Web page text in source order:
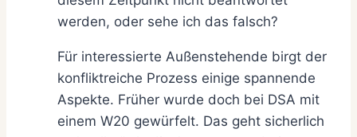
werden, oder sehe ich das falsch?
Für interessierte Außenstehende birgt der
konfliktreiche Prozess einige spannende
Aspekte. Früher wurde doch bei DSA mit
einem W20 gewürfelt. Das geht sicherlich